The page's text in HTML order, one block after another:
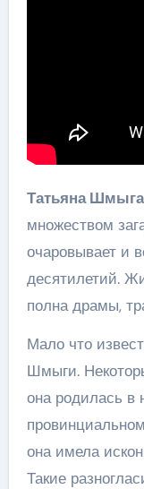
Татьяна Шмыга
множеством
очаровывает и
десятилетий.
полна драмы,
Мало что
Шмыги.
она родилась в
она имела
Такие